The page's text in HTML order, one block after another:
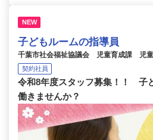
NEW
子どもルームの指導員
千葉市社会福祉協議会 児童育成課 児
契約社員
令和8年度スタッフ募集！！ 子
働きませんか？